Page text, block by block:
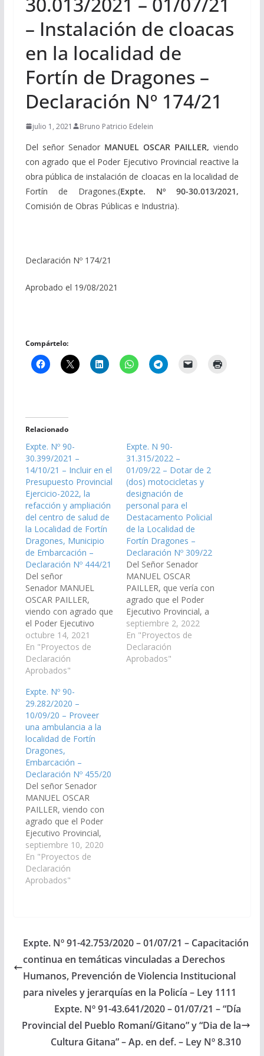
– Instalación de cloacas
en la localidad de
Fortín de Dragones –
Declaración Nº 174/21
julio 1, 2021 Bruno Patricio Edelein
Del señor Senador MANUEL OSCAR PAILLER,viendo
con agrado que el Poder Ejecutivo Provincial reactive la
obra pública de instalación de cloacas en la localidad de
Fortín de Dragones.(Expte. Nº 90-30.013/2021,
Comisión de Obras Públicas e Industria).
Declaración Nº 174/21
Aprobado el 19/08/2021
Compártelo:
Relacionado
Expte. Nº 90-
30.399/2021 –
14/10/21 – Incluir en el
Presupuesto Provincial
Ejercicio-2022, la
refacción y ampliación
del centro de salud de
la Localidad de Fortín
Dragones, Municipio
de Embarcación –
Declaración Nº 444/21
Del señor
Senador MANUEL
OSCAR PAILLER,
viendo con agrado que
el Poder Ejecutivo
Provincial, a través del
Ministerio que
corresponda, incluya
en el Presupuesto
2022, la refacción y
ampliación del centro
de salud de la
Localidad de Fortín
Dragones, Municipio
de Embarcación, Dpto.
Gral. San Martin.(Expte.
Nº 90-30.399/2021,
Comisión de…
octubre 14, 2021
En "Proyectos de
Declaración
Aprobados"
Expte. N 90-
31.315/2022 –
01/09/22 – Dotar de 2
(dos) motocicletas y
designación de
personal para el
Destacamento Policial
de la Localidad de
Fortín Dragones –
Declaración Nº 309/22
Del Señor Senador
MANUEL OSCAR
PAILLER, que vería con
agrado que el Poder
Ejecutivo Provincial, a
través del Ministerio
que corresponda,
arbitre las medidas y
recursos necesarios
septiembre 2, 2022
En "Proyectos de
Declaración
Aprobados"
Expte. Nº 90-
29.282/2020 –
10/09/20 – Proveer
una ambulancia a la
localidad de Fortín
Dragones,
Embarcación –
Declaración Nº 455/20
Del señor Senador
MANUEL OSCAR
PAILLER, viendo con
agrado que el Poder
Ejecutivo Provincial,
arbitre las medidas y
recursos necesarios
para la provisión de
una ambulancia para la
San Martín. (Expte. Nº
90-29.282/2020, a la
Comisión de
Economía, Finanzas
Públicas, Hacienda…
septiembre 10, 2020
En "Proyectos de
Declaración
Aprobados"
Expte. Nº 91-42.753/2020 – 01/07/21 – Capacitación
continua en temáticas vinculadas a Derechos
Humanos, Prevención de Violencia Institucional
para niveles y jerarquías en la Policía – Ley 1111
Expte. Nº 91-43.641/2020 – 01/07/21 – “Día
Provincial del Pueblo Romaní/Gitano” y “Dia de la
Cultura Gitana” – Ap. en def. – Ley Nº 8.310